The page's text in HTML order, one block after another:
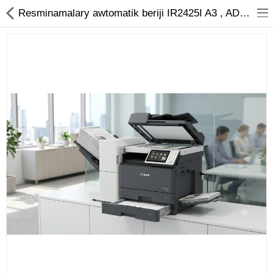
Noutbuk
Monobloklar
Kompýuter düzüjiler
Monitorlar
Kompýuter aksesuarlary
Resminamalary awtomatik beriji IR2425I A3 , ADF | Ýyndam Tehnika Dünýäsi